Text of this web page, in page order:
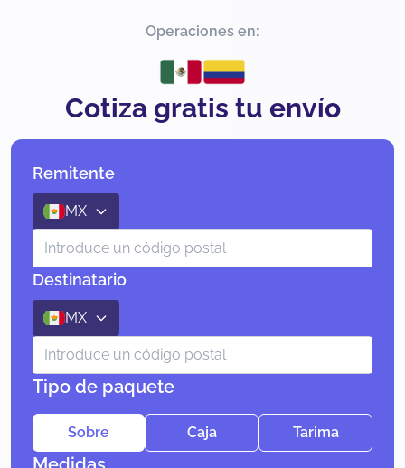
Operaciones en:
Cotiza gratis tu envío
Remitente
MX
Destinatario
MX
Tipo de paquete
Sobre Caja Tarima